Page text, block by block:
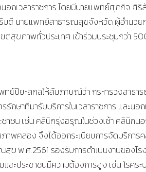
นอกเวลาราชการ โดยมีนายแพทย์ศุภกิจ
ดี นายแพทย์สาธารณสุขจังหวัด ผู้อำนวยก
ตสุขภาพทั่วประเทศ เข้าร่วมประชุมกว่า
ย์ปิยะสกลให้สัมภาษณ์ว่า กระทรวงสาธา
กษาที่มารับบริการในเวลาราชการ และนอ
าชน เช่น คลินิกรุ่งอรุณในช่วงเช้า คลินิกน
พคล่อง จึงได้ออกระเบียบการจัดบริการ
ข พ.ศ.2561 รองรับการดำเนินงานของโ
ละประชาชนมีความต้องการสูง เช่น โรคร